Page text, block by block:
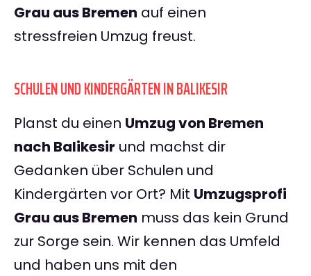
Grau aus Bremen auf einen
stressfreien Umzug freust.
SCHULEN UND KINDERGÄRTEN IN BALIKESIR
Planst du einen Umzug von Bremen
nach Balikesir und machst dir
Gedanken über Schulen und
Kindergärten vor Ort? Mit Umzugsprofi
Grau aus Bremen muss das kein Grund
zur Sorge sein. Wir kennen das Umfeld
und haben uns mit den